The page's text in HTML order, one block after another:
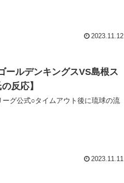
2023.11.12
ールデンキングスVS島根ス
反応】
グ公式○タイムアウト後に琉球の流
2023.11.11